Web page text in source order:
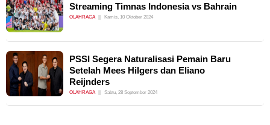
Streaming Timnas Indonesia vs Bahrain
OLAHRAGA Kamis, 10 Oktober 2024
PSSI Segera Naturalisasi Pemain Baru
Setelah Mees Hilgers dan Eliano
Reijnders
OLAHRAGA Sabtu, 28 September 2024